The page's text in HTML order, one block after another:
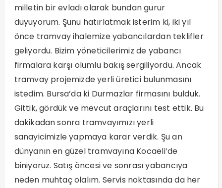
milletin bir evladı olarak bundan gurur
duyuyorum. Şunu hatırlatmak isterim ki, iki yıl
önce tramvay ihalemize yabancılardan teklifler
geliyordu. Bizim yöneticilerimiz de yabancı
firmalara karşı olumlu bakış sergiliyordu. Ancak
tramvay projemizde yerli üretici bulunmasını
istedim. Bursa’da ki Durmazlar firmasını bulduk.
Gittik, gördük ve mevcut araçlarını test ettik. Bu
dakikadan sonra tramvayımızı yerli
sanayicimizle yapmaya karar verdik. Şu an
dünyanın en güzel tramvayına Kocaeli’de
biniyoruz. Satış öncesi ve sonrası yabancıya
neden muhtaç olalım. Servis noktasında da her